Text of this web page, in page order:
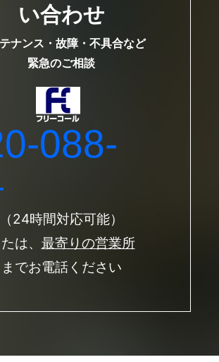
い合わせ
ナンス・故障・不具合など
緊急のご相談
088-
（24時間対応可能）
は、 最寄りの営業所
までお電話ください